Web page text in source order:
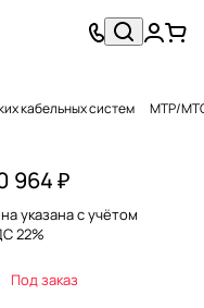
кабельных систем MTP/
964 ₽
указана с учётом
22%
Под заказ